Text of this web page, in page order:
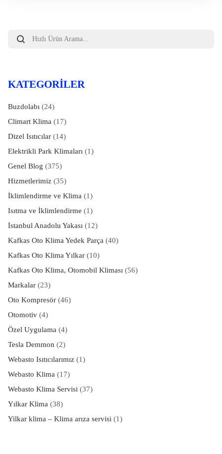
search
KATEGORILER
Buzdolabı (24)
Climart Klima (17)
Dizel Isıtıcılar(14)
Elektrikli Park Klimaları (1)
Genel Blog (375)
Hizmetlerimiz(35)
İklimlendirme ve Klima (1)
Isıtma ve İklimlendirme (1)
İstanbul Anadolu Yakası (12)
Kafkas Oto Klima Yedek Parça (40)
Kafkas Oto Klima Yılkar(10)
Kafkas Oto Klima, Otomobil Kliması (56)
Markalar(23)
Oto Kompresör(46)
Otomotiv(4)
Özel Uygulama (4)
Tesla Demmon (2)
Webasto Isıtıcılarımız(1)
Webasto Klima (17)
Webasto Klima Servisi (37)
Yılkar Klima (38)
Yilkar klima – Klima arıza servisi (1)